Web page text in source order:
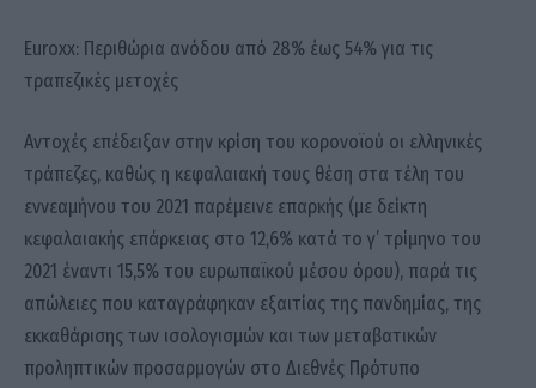
Euroxx: Περιθώρια ανόδου από 28% έως 54% για τις
τραπεζικές μετοχές
Αντοχές επέδειξαν στην κρίση του κορονοϊού οι ελληνικές
τράπεζες, καθώς η κεφαλαιακή τους θέση στα τέλη του
εννεαμήνου του 2021 παρέμεινε επαρκής (με δείκτη
κεφαλαιακής επάρκειας στο 12,6% κατά το γ’ τρίμηνο του
2021 έναντι 15,5% του ευρωπαϊκού μέσου όρου), παρά τις
απώλειες που καταγράφηκαν εξαιτίας της πανδημίας, της
εκκαθάρισης των ισολογισμών και των μεταβατικών
προληπτικών προσαρμογών στο Διεθνές Πρότυπο